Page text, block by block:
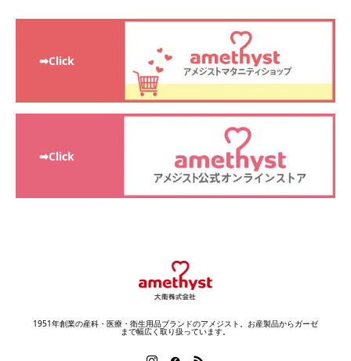
➡Click
➡Click
1951年創業の産科・医療・衛生用品ブランドのアメジスト。お産製品からガーゼ
まで幅広く取り扱っています。